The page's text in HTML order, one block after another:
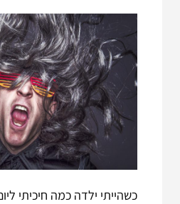
כשהייתי ילדה כמה חיכיתי